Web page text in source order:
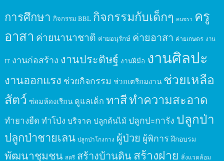
การศึกษา กิจกรรม BBL กิจกรรมกับเด็กๆ คนชรา ครู
อาสา ค่ายนานาชาติ ค่ายอนุรักษ์ ค่ายอาสา ค่ายเกษตร งาน
IT งานก่อสร้าง งานประดิษฐ์ งานฝีมือ งานศิลปะ
งานออกแรง ช่วยกิจกรรม ช่วยเตรียมงาน ช่วยเหลือ
สัตว์ ซ่อมห้องเรียน ดูแลเด็ก ทาสีทำความสะอาด
ทำยางยืด ทำโป่ง บริจาค ปลูกต้นไม้ ปลูกปะการัง ปลูกป่า
ปลูกป่าชายเลน ปลูกป่าโกงกาง ผู้ป่วย ผู้พิการ ฝึกอบรม
พัฒนาชุมชน สตรี สร้างบ้านดินสร้างฝาย สิ่งแวดล้อม